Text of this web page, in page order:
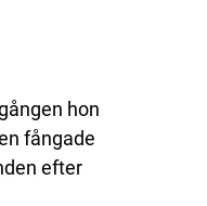
hon
fångade
efter